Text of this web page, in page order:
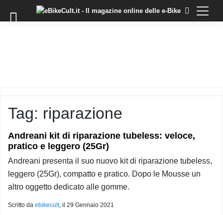
×
TUTORIAL
STAFF
DI
EBIKECULT
CONTATTI
POLICY
Tag: riparazione
Andreani kit di riparazione tubeless: veloce,
pratico e leggero (25Gr)
Andreani presenta il suo nuovo kit di riparazione tubeless,
leggero (25Gr), compatto e pratico. Dopo le Mousse un
altro oggetto dedicato alle gomme.
Scritto da ebikecult, il 29 Gennaio 2021